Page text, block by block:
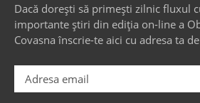
Dacă dorești să primești zilnic fluxul
importante știri din ediția on-line a
Covasna înscrie-te aici cu adresa ta